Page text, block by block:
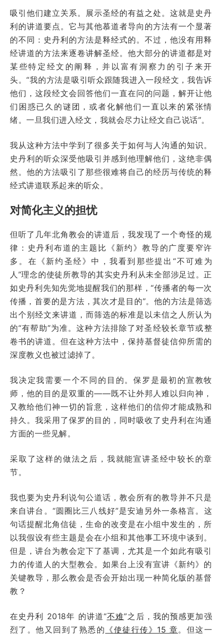
吸引他们建立关系。展示圣经的有益之处。这就是史丹
利的讲道要点。它与其他慕道者导向的方法有一个显著
的不同：史丹利的方法是释经式的。不过，他没有用释
经讲道的方法来逐卷讲解圣经。他大部分的讲道都是对
某些特定经文的阐释，并以富有洞察力的引子来开
头。“我的方法是吸引听众跟随我进入一段经文，我告诉
他们，这段经文会回答他们一直在问的问题，解开让他
们困惑已久的谜团，或者化解他们一直以来的紧张情
绪。一旦我们进入经文，我就会尽力让经文自己说话”。
我从这种方法中学到了很多关于如何与人沟通的知识。
史丹利的听众深受他吸引并感到他理解他们，这绝非偶
然。他的方法吸引了那些很难将自己的经历与传统的释
经式讲道联系起来的听众。
对简化主义的担忧
但听了几年北角教会的讲道后，我发现了一个奇怪的规
律：史丹利布道的主题比《新约》教导的广度要窄许
多。在《新约圣经》中，我看到那些提出“不可难为
人”理念的使徒所教导的其实史丹利从未全部涉足过。正
如史丹利先知先觉地提醒我们的那样，“传播者的每一次
传播，首要的是方法，其次才是目的”。他的方法是筛选
出个别经文来讲道，而筛选的标准是以未信之人所认为
的“有帮助”为准。这种方法排除了对圣经较长章节或整
卷书的讲道。但在这种方法中，保持基督徒信仰所需的
深度教义也被过滤掉了。
我决定我需要一个不同的目的。保罗是最初的宣教牧
师，他的目的是双重的——既不让外邦人难以归向神，
又教给他们神一切的旨意，这样他们的信仰才能成熟和
持久。我采用了保罗的目的，同时吸收了史丹利在沟通
方面的一些见解。
采取了这样的做法之后，我就能宣讲圣经中较长的章
节。
我也要为史丹利说句公道话，教会所有的教导并不只是
来自讲台。“圆圈比三八线好”是安迪另外一条格言。这
句话提醒北角信徒，生命的改变是在小组中发生的，所
以我假设有些主题是会在小组和其他事工环境中谈到。
但是，讲台为教会定下了基调，尤其是一个如此有吸引
力的传道人的大型教会。如果台上没有宣讲《新约》的
关键教导，那么教会是否会开始出现一种简化版的基督
教？
在史丹利 2018年 的讲道“不难”之后，我的预感更加强
烈了。他又回到了熟悉的 《使徒行传》15 章。但这一